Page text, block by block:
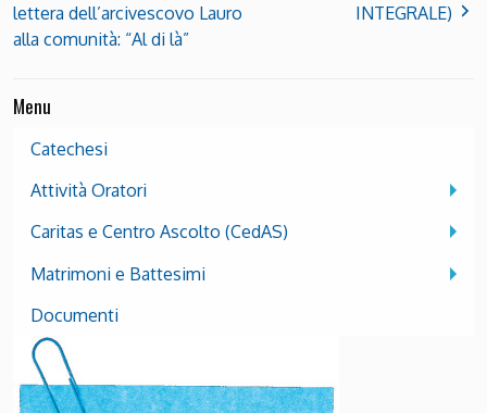
lettera dell’arcivescovo Lauro
alla comunità: “Al di là”
INTEGRALE)
Menu
Catechesi
Attività Oratori
Caritas e Centro Ascolto (CedAS)
Matrimoni e Battesimi
Documenti